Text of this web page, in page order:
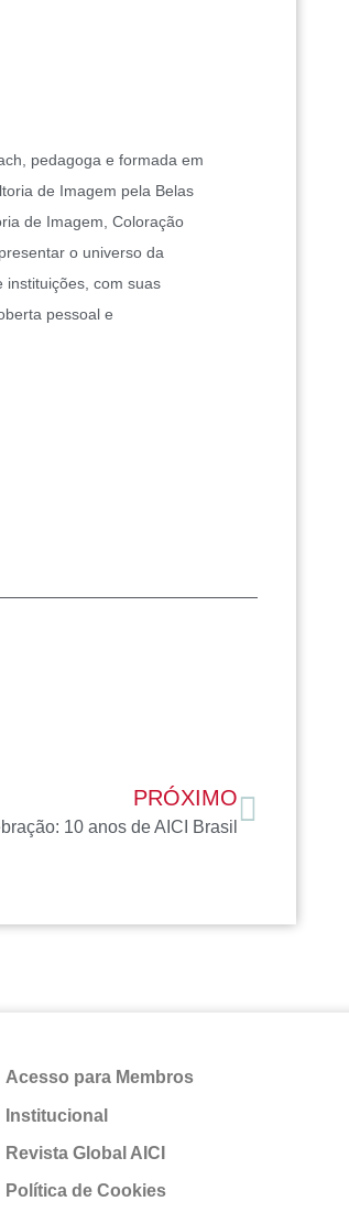
pedagoga e formada em
de Imagem pela Belas
de Imagem, Coloração
o universo da
instituições, com suas
pessoal e
PRÓXIMO
10 anos de AICI Brasil
Acesso para Membros
Institucional
Revista Global AICI
Política de Cookies